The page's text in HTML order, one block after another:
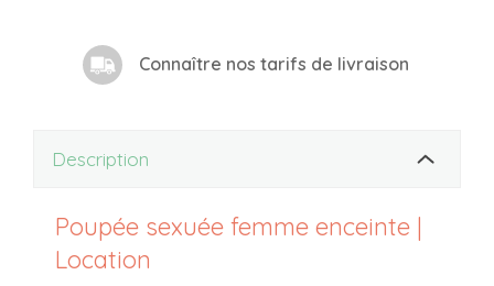
Connaître nos tarifs de livraison
Description
Poupée sexuée femme enceinte |
Location